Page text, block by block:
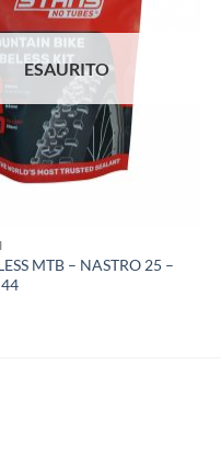
ESAURITO
MTB – NASTRO 25 –